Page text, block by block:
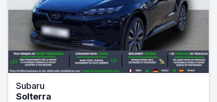
Subaru
Solterra